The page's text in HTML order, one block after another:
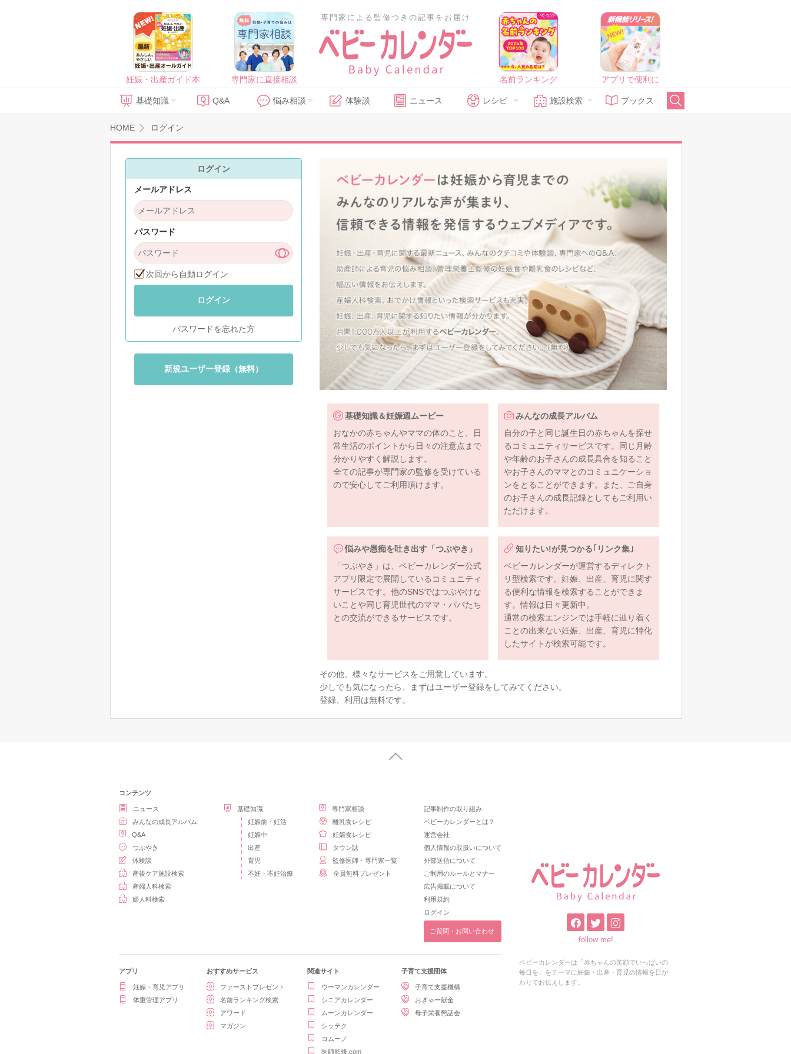
妊娠・出産ガイド本 専門家に直接相談
専門家による監修つきの記事をお届け
名前ランキング アプリで便利に
基礎知識 Q&A 悩み相談 体験談 ニュース レシピ 施設検索 ブックス
HOME ログイン
ログイン
メールアドレス
パスワード
次回から自動ログイン
ログイン
パスワードを忘れた方
新規ユーザー登録（無料）
基礎知識＆妊娠週ムービー
おなかの赤ちゃんやママの体のこと、日
常生活のポイントから日々の注意点まで
分かりやすく解説します。
全ての記事が専門家の監修を受けている
ので安心してご利用頂けます。
みんなの成長アルバム
自分の子と同じ誕生日の赤ちゃんを探せ
るコミュニティサービスです。同じ月齢
や年齢のお子さんの成長具合を知ること
やお子さんのママとのコミュニケーショ
ンをとることができます。また、ご自身
のお子さんの成長記録としてもご利用い
ただけます。
悩みや愚痴を吐き出す「つぶやき」
「つぶやき」は、ベビーカレンダー公式
アプリ限定で展開しているコミュニティ
サービスです。他のSNSではつぶやけな
いことや同じ育児世代のママ・パパたち
との交流ができるサービスです。
知りたい!が見つかる｢リンク集｣
ベビーカレンダーが運営するディレクト
リ型検索です。妊娠、出産、育児に関す
る便利な情報を検索することができま
す。情報は日々更新中。
通常の検索エンジンでは手軽に辿り着く
ことの出来ない妊娠、出産、育児に特化
したサイトが検索可能です。
その他、様々なサービスをご用意しています。
少しでも気になったら、まずはユーザー登録をしてみてください。
登録、利用は無料です。
コンテンツ
ニュース
みんなの成長アルバム
Q&A
つぶやき
体験談
産後ケア施設検索
産婦人科検索
婦人科検索
基礎知識
妊娠前・妊活
妊娠中
出産
育児
不妊・不妊治療
専門家相談
離乳食レシピ
妊娠食レシピ
タウン誌
監修医師・専門家一覧
全員無料プレゼント
記事制作の取り組み
ベビーカレンダーとは？
運営会社
個人情報の取扱いについて
外部送信について
ご利用のルールとマナー
広告掲載について
利用規約
ログイン
ご質問・お問い合わせ
アプリ
妊娠・育児アプリ
体重管理アプリ
おすすめサービス
ファーストプレゼント
名前ランキング検索
アワード
マガジン
関連サイト
ウーマンカレンダー
シニアカレンダー
ムーンカレンダー
シッテク
ヨムーノ
医師監修.com
子育て支援団体
子育て支援機構
おぎゃー献金
母子栄養懇話会
follow me!
ベビーカレンダーは「赤ちゃんの笑顔でいっぱいの
毎日を」をテーマに妊娠・出産・育児の情報を日が
わりでお伝えします。